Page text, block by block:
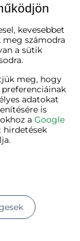
kevesebbet
számodra
a sütik
meg, hogy
adatokat
is
a Google
hirdetések